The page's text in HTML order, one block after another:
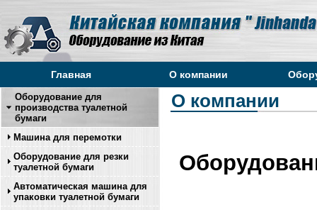
Главная О компании
О компании
Оборудование для
производства туалетной
бумаги
Машина для перемотки
Оборудование для резки
туалетной бумаги
Автоматическая машина для
упаковки туалетной бумаги